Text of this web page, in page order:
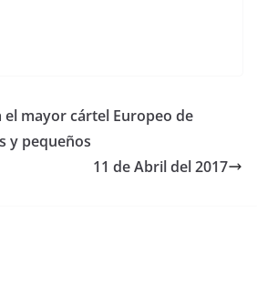
mayor cártel Europeo de
y pequeños
11 de Abril del 2017